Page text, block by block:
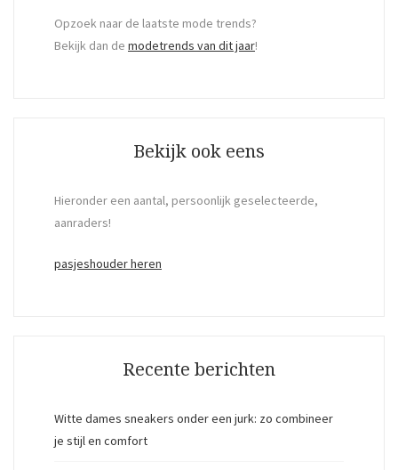
Opzoek naar de laatste mode trends?
Bekijk dan de modetrends van dit jaar!
Bekijk ook eens
Hieronder een aantal, persoonlijk geselecteerde,
aanraders!
pasjeshouder heren
Recente berichten
Witte dames sneakers onder een jurk: zo combineer
je stijl en comfort